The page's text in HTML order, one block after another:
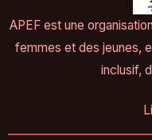
APEF est une
femmes et des jeunes,
inclusif,